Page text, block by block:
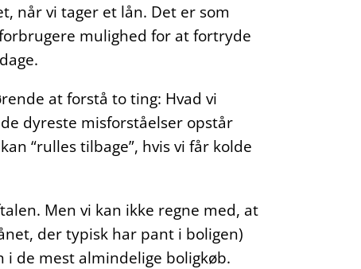
når vi tager et lån. Det er som
mulighed for at fortryde
at forstå to ting: Hvad vi
dyreste misforståelser opstår
“rulles tilbage”, hvis vi får kolde
Men vi kan ikke regne med, at
der typisk har pant i boligen)
de mest almindelige boligkøb.